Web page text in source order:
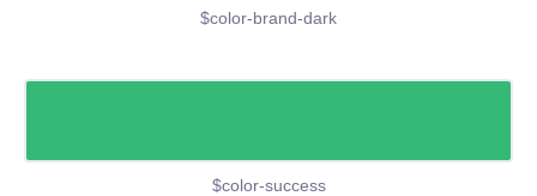
$color-brand-dark
$color-success